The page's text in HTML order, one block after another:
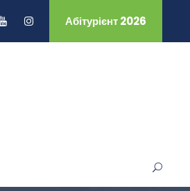
Абітурієнт 2026